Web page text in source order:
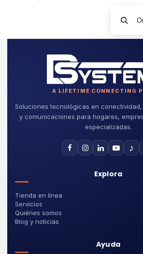
A LIFETIME CONNECTING
Soluciones tecnológicas en
y comunicaciones para hogares,
especializadas.
♪
Explora
Tienda en línea
Servicios
Quiénes somos
Blog y noticias
Ayuda